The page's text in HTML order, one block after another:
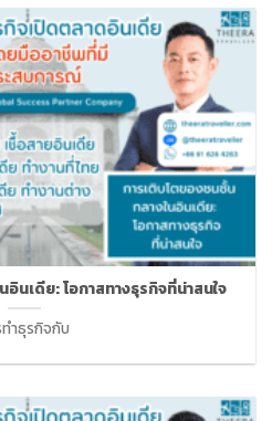
นเดีย: โอกาสทางธุรกิจที่น่าสนใจ
ำธุรกิจกับ